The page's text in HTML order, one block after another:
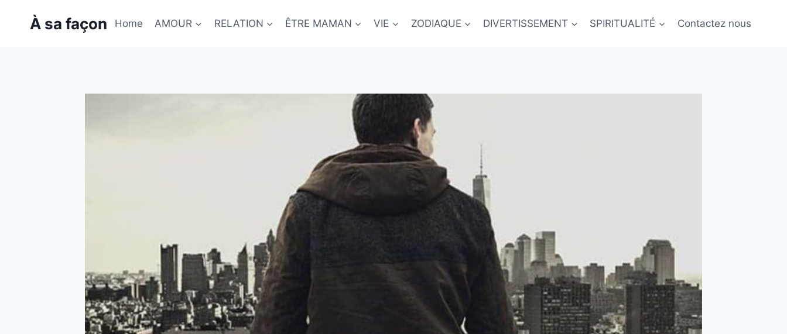
À sa façon Home AMOUR RELATION ÊTRE MAMAN VIE ZODIAQUE DIVERTISSEMENT SPIRITUALITÉ Contactez nous